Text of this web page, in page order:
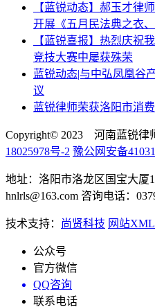
【蓝锐动态】郝玉才律
开展《五月民法典之衣
【蓝锐喜报】热烈庆祝
竞技大赛中屡获殊荣
蓝锐动态|与中弘凤凰谷
议
蓝锐律师荣获洛阳市消
Copyright© 2023 河南蓝锐律
18025978号-2 豫公网安备
地址：洛阳市洛龙区国宝大厦
hnlrls@163.com 咨询电话：
技术支持： 尚贤科技 网站XML
公众号
官方微信
QQ咨询
联系电话